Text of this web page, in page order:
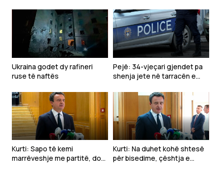
Ukraina godet dy rafineri
ruse të naftës
Pejë: 34-vjeçari gjendet pa
shenja jete në tarracën e
Kurti: Sapo të kemi
marrëveshje me partitë, do
Kurti: Na duhet kohë shtesë
për bisedime, çështja e